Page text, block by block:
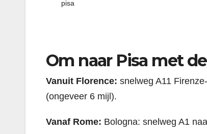
pisa
Om naar Pisa met
Vanuit Florence: snelweg A11
(ongeveer 6 mijl).
Vanaf Rome: Bologna: snelweg A1